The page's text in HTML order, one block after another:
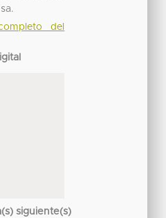
del
siguiente(s)